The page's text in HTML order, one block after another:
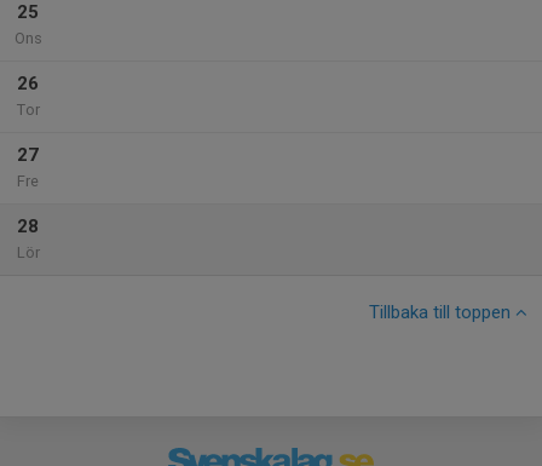
25
Ons
26
Tor
27
Fre
28
Lör
Tillbaka till toppen